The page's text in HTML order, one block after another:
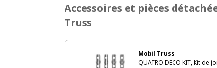
Accessoires et pièces
Truss
Mobil Truss
QUATRO DECO KIT, Kit de